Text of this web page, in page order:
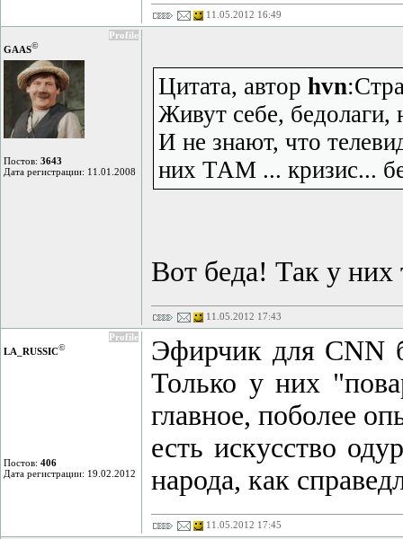
11.05.2012 16:49
Profile
GAAS©
Постов: 3643
Дата регистрации: 11.01.2008
Цитата, автор hvn
Живут себе, бедолаги,
И не знают, что
них ТАМ ... кризис...
Вот беда! Так у них
11.05.2012 17:43
Profile
LA_RUSSIC©
Постов: 406
Дата регистрации: 19.02.2012
Эфирчик для CNN
Только у них
главное, поболее
есть искусство
народа, как
11.05.2012 17:45